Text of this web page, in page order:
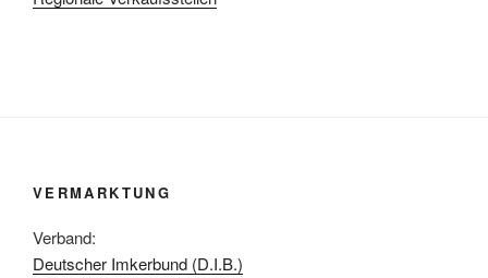
VERMARKTUNG
Verband:
Deutscher Imkerbund (D.I.B.)